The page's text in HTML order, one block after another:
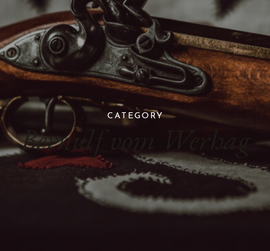
CATEGORY
Bernulf vom Werhag